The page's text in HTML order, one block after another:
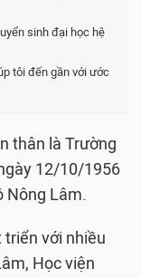
sinh đại học hệ
tôi đến gần với ước
thân là Trường
12/10/1956
Nông Lâm.
triển với nhiều
Học viện